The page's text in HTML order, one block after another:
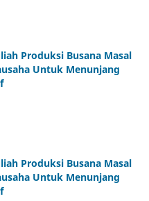
Produksi Busana Masal
Untuk Menunjang
Produksi Busana Masal
Untuk Menunjang